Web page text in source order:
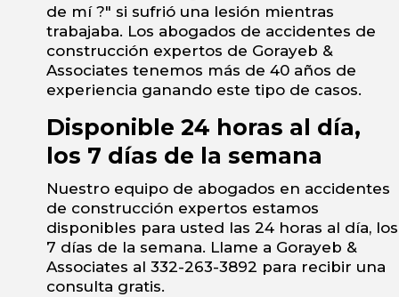
de mí ?" si sufrió una lesión mientras
trabajaba. Los abogados de accidentes de
construcción expertos de Gorayeb &
Associates tenemos más de 40 años de
experiencia ganando este tipo de casos.
Disponible 24 horas al día,
los 7 días de la semana
Nuestro equipo de abogados en accidentes
de construcción expertos estamos
disponibles para usted las 24 horas al día, los
7 días de la semana. Llame a Gorayeb &
Associates al 332-263-3892 para recibir una
consulta gratis.